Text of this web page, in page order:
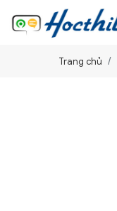
Trang chủ